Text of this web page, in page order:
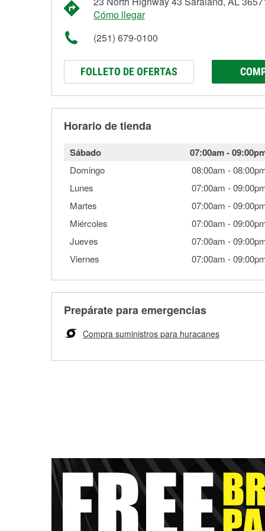
Cómo llegar
(251) 679-0100
FOLLETO DE OFERTAS
Horario de tienda
Sábado 07:00am-
Domingo 08:00am -
Lunes
07:00am -
Martes
07:00am -
Miércoles
07:00am -
Jueves
07:00am -
Viernes
07:00am -
Prepárate para emergencias
Compra suministros para huracanes